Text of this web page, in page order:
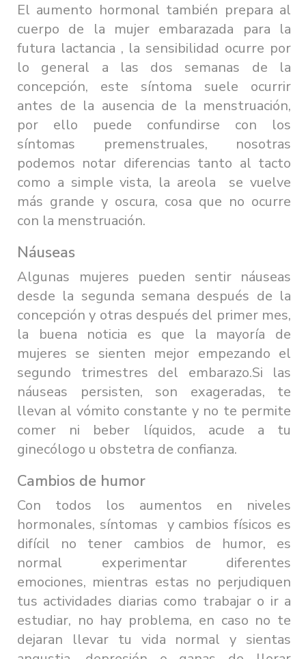
El aumento hormonal también prepara al
cuerpo de la mujer embarazada para la
futura lactancia , la sensibilidad ocurre por
lo general a las dos semanas de la
concepción, este síntoma suele ocurrir
antes de la ausencia de la menstruación,
por ello puede confundirse con los
síntomas premenstruales, nosotras
podemos notar diferencias tanto al tacto
como a simple vista, la areola se vuelve
más grande y oscura, cosa que no ocurre
con la menstruación.
Náuseas
Algunas mujeres pueden sentir náuseas
desde la segunda semana después de la
concepción y otras después del primer mes,
la buena noticia es que la mayoría de
mujeres se sienten mejor empezando el
segundo trimestres del embarazo.Si las
náuseas persisten, son exageradas, te
llevan al vómito constante y no te permite
comer ni beber líquidos, acude a tu
ginecólogo u obstetra de confianza.
Cambios de humor
Con todos los aumentos en niveles
hormonales, síntomas y cambios físicos es
difícil no tener cambios de humor, es
normal experimentar diferentes
emociones, mientras estas no perjudiquen
tus actividades diarias como trabajar o ir a
estudiar, no hay problema, en caso no te
dejaran llevar tu vida normal y sientas